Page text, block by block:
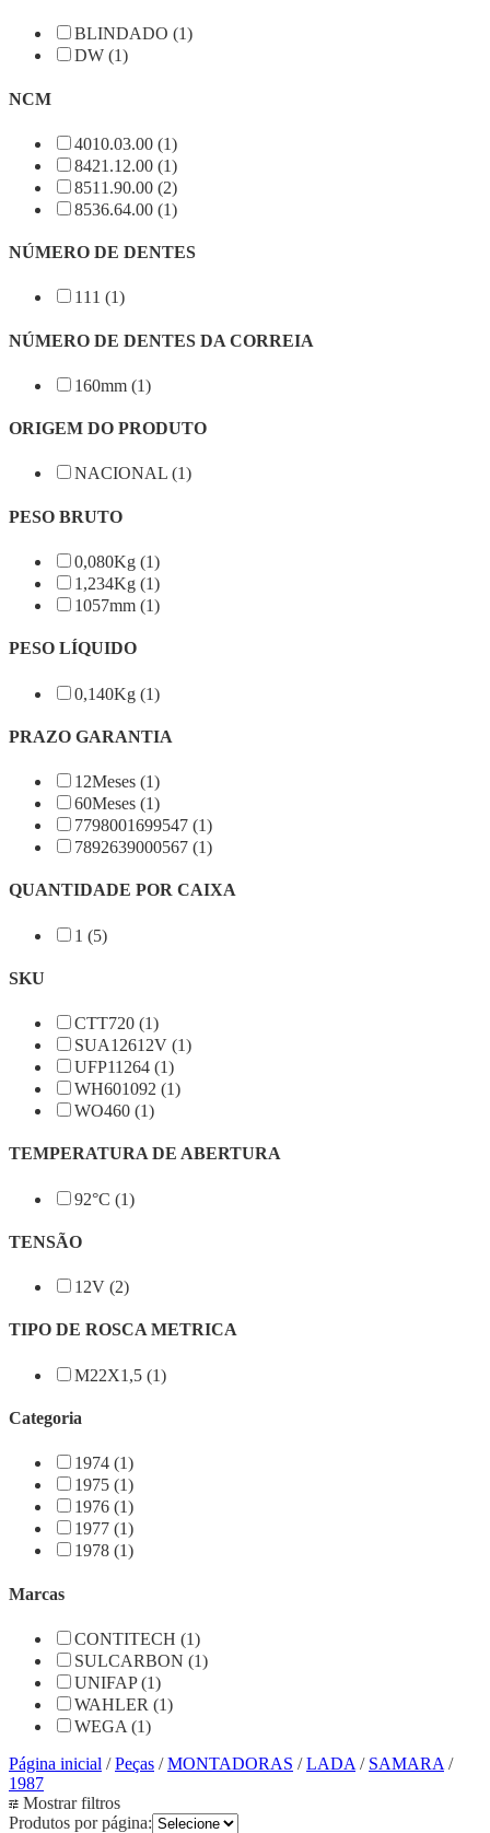
BLINDADO (1)
DW (1)
NCM
4010.03.00 (1)
8421.12.00 (1)
8511.90.00 (2)
8536.64.00 (1)
NÚMERO DE DENTES
111 (1)
NÚMERO DE DENTES DA CORREIA
160mm (1)
ORIGEM DO PRODUTO
NACIONAL (1)
PESO BRUTO
0,080Kg (1)
1,234Kg (1)
1057mm (1)
PESO LÍQUIDO
0,140Kg (1)
PRAZO GARANTIA
12Meses (1)
60Meses (1)
7798001699547 (1)
7892639000567 (1)
QUANTIDADE POR CAIXA
1 (5)
SKU
CTT720 (1)
SUA12612V (1)
UFP11264 (1)
WH601092 (1)
WO460 (1)
TEMPERATURA DE ABERTURA
92°C (1)
TENSÃO
12V (2)
TIPO DE ROSCA METRICA
M22X1,5 (1)
Categoria
1974 (1)
1975 (1)
1976 (1)
1977 (1)
1978 (1)
Marcas
CONTITECH (1)
SULCARBON (1)
UNIFAP (1)
WAHLER (1)
WEGA (1)
Página inicial /Peças /MONTADORAS /LADA / SAMARA /
1987
Mostrar filtros
Produtos por página: